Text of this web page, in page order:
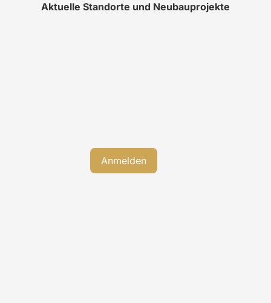
Aktuelle Standorte und Neubauprojekte